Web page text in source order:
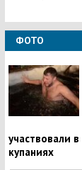
ФОТО
участвовали
купаниях